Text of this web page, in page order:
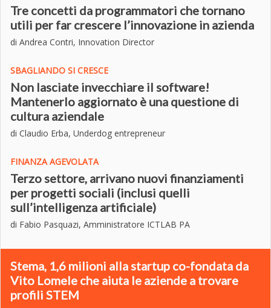
Tre concetti da programmatori che tornano
utili per far crescere l’innovazione in azienda
di Andrea Contri, Innovation Director
SBAGLIANDO SI CRESCE
Non lasciate invecchiare il software!
Mantenerlo aggiornato è una questione di
cultura aziendale
di Claudio Erba, Underdog entrepreneur
FINANZA AGEVOLATA
Terzo settore, arrivano nuovi finanziamenti
per progetti sociali (inclusi quelli
sull’intelligenza artificiale)
di Fabio Pasquazi, Amministratore ICTLAB PA
Stema, 1,6 milioni alla startup co-fondata da
Vito Lomele che aiuta le aziende a trovare
profili STEM